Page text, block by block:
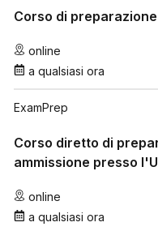
Corso di
online
a qualsiasi ora
ExamPrep
Corso diretto di
ammissione presso
online
a qualsiasi ora